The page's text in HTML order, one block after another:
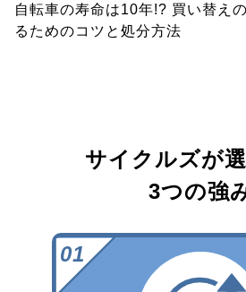
自転車の寿命は10年!? 買い替え
るためのコツと処分方法
サイクルズが
3つの強